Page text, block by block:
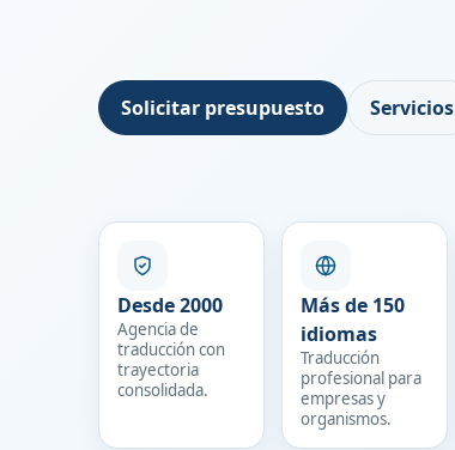
Solicitar presupuesto Servicios
Desde 2000
Agencia de
traducción con
trayectoria
consolidada.
Más de 150
idiomas
Traducción
profesional para
empresas y
organismos.